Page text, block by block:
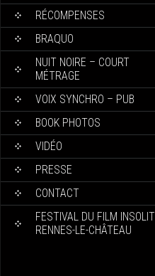
RÉCOMPENSES
BRAQUO
NUIT NOIRE – COURT
MÉTRAGE
VOIX SYNCHRO – PUB
BOOK PHOTOS
VIDÉO
PRESSE
CONTACT
FESTIVAL DU FILM
RENNES-LE-CHÂTEAU